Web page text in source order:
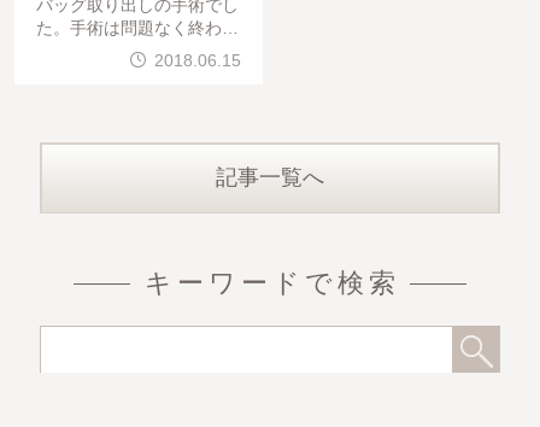
バッグ取り出しの手術でし
た。手術は問題なく終わっ
ています。お疲れ様でした
。さて今日は、一昨日手術
後1日目）来院なさったの
2018.06.15
記事一覧へ
キーワードで検索